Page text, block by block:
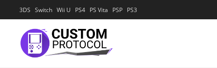
3DS Switch Wii U PS4 PS Vita PSP PS3